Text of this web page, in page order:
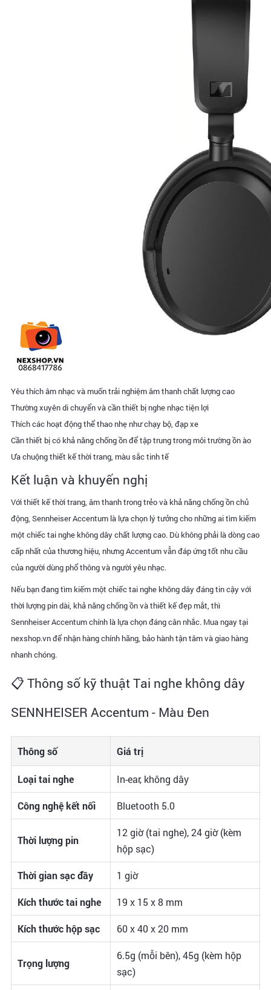
Yêu thích âm nhạc và muốn trải nghiệm âm thanh chất lượng cao
Thường xuyên di chuyển và cần thiết bị nghe nhạc tiện lợi
Thích các hoạt động thể thao nhẹ như chạy bộ, đạp xe
Cần thiết bị có khả năng chống ồn để tập trung trong môi trường ồn ào
Ưa chuộng thiết kế thời trang, màu sắc tinh tế
Kết luận và khuyến nghị
Với thiết kế thời trang, âm thanh trong trẻo và khả năng chống ồn chủ
động, Sennheiser Accentum là lựa chọn lý tưởng cho những ai tìm kiếm
một chiếc tai nghe không dây chất lượng cao. Dù không phải là dòng cao
cấp nhất của thương hiệu, nhưng Accentum vẫn đáp ứng tốt nhu cầu
của người dùng phổ thông và người yêu nhạc.
Nếu bạn đang tìm kiếm một chiếc tai nghe không dây đáng tin cậy với
thời lượng pin dài, khả năng chống ồn và thiết kế đẹp mắt, thì
Sennheiser Accentum chính là lựa chọn đáng cân nhắc. Mua ngay tại
nexshop.vn để nhận hàng chính hãng, bảo hành tận tâm và giao hàng
nhanh chóng.
📋 Thông số kỹ thuật Tai nghe không dây
SENNHEISER Accentum - Màu Đen
Thông số Giá trị
Loại tai nghe In-ear, không dây
Công nghệ kết nối Bluetooth 5.0
Thời lượng pin
12 giờ (tai nghe), 24 giờ (kèm
hộp sạc)
Thời gian sạc đầy 1 giờ
Kích thước tai nghe 19 x 15 x 8 mm
Kích thước hộp sạc 60 x 40 x 20 mm
Trọng lượng
6.5g (mỗi bên), 45g (kèm hộp
sạc)